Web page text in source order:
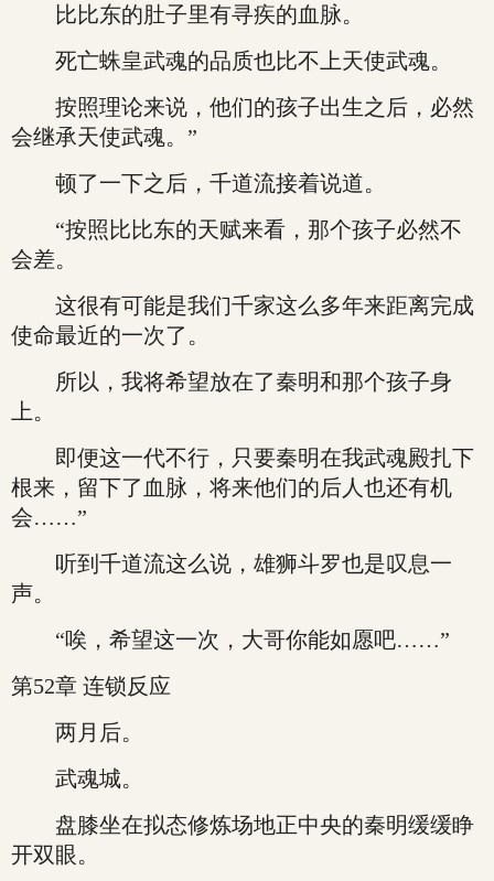
比比东的肚子里有寻疾的血脉。
死亡蛛皇武魂的品质也比不上天使武魂。
按照理论来说，他们的孩子出生之后，必然
会继承天使武魂。”
顿了一下之后，千道流接着说道。
“按照比比东的天赋来看，那个孩子必然不
会差。
这很有可能是我们千家这么多年来距离完成
使命最近的一次了。
所以，我将希望放在了秦明和那个孩子身
上。
即便这一代不行，只要秦明在我武魂殿扎下
根来，留下了血脉，将来他们的后人也还有机
会……”
听到千道流这么说，雄狮斗罗也是叹息一
声。
“唉，希望这一次，大哥你能如愿吧……”
第52章 连锁反应
两月后。
武魂城。
盘膝坐在拟态修炼场地正中央的秦明缓缓睁
开双眼。